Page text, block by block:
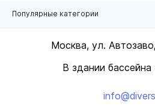
Популярные категории
Москва, ул.
В здании